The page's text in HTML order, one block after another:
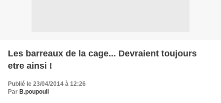
Les barreaux de la cage... Devraient toujours
etre ainsi !
Publié le 23/04/2014 à 12:26
Par B.poupouil